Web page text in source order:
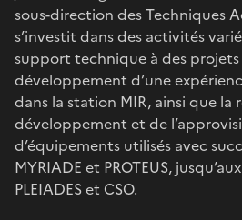
sous-direction des Techniques
s’investit dans des activités
support technique à des projets
développement d’une
dans la station MIR, ainsi que la
développement et de
d’équipements utilisés avec
MYRIADE et PROTEUS,
PLEIADES et CSO.